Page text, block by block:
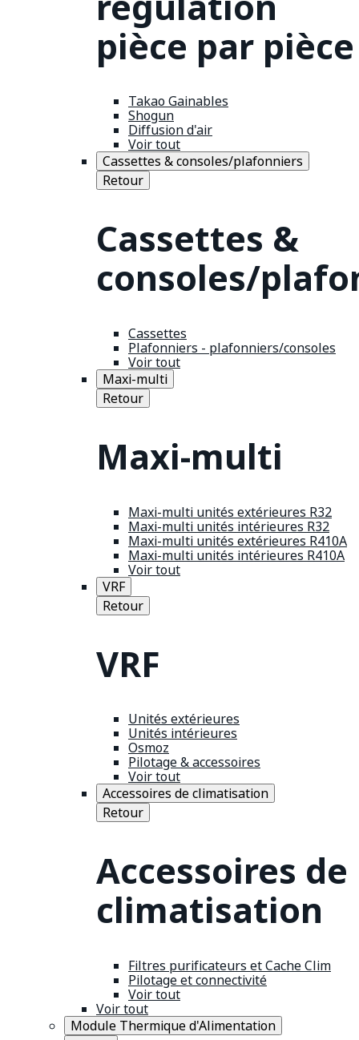
pièce par pièce
Takao Gainables
Shogun
Diffusion d'air
Voir tout
Cassettes & consoles/plafonniers
Retour
Cassettes &
consoles/
Cassettes
Plafonniers - plafonniers/consoles
Voir tout
Maxi-multi
Retour
Maxi-multi
Maxi-multi unités extérieures R32
Maxi-multi unités intérieures R32
Maxi-multi unités extérieures R410A
Maxi-multi unités intérieures R410A
Voir tout
VRF
Retour
VRF
Unités extérieures
Unités intérieures
Osmoz
Pilotage & accessoires
Voir tout
Accessoires de climatisation
Retour
Accessoires de
climatisation
Filtres purificateurs et Cache Clim
Pilotage et connectivité
Voir tout
Voir tout
Module Thermique d'Alimentation